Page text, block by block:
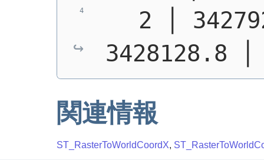
2 │
3428128.8 │
関連情報
ST_RasterToWorldCoordX,